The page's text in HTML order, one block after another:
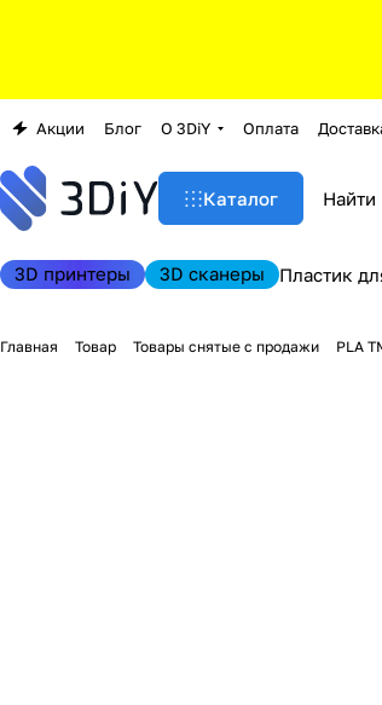
Акции Блог О 3DiY Оплата
Каталог
3D принтеры 3D сканеры Пластик
Главная Товар Товары снятые с продажи PLA